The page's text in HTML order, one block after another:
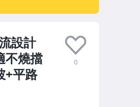
設計
不燒擋
+平路
0